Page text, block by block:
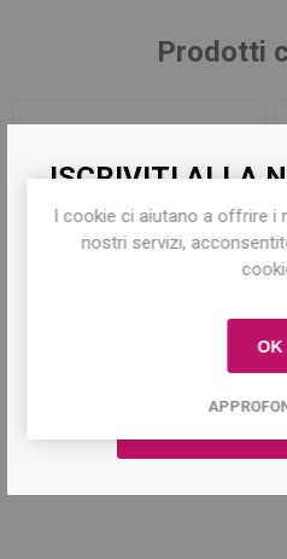
ISCRIVITI ALLA
Iscriviti per
offerte e ricevere il
Prodotti
Manico a Vite per Sgorbie
€7,80
I cookie ci aiutano a offrire i
nostri servizi,
OK